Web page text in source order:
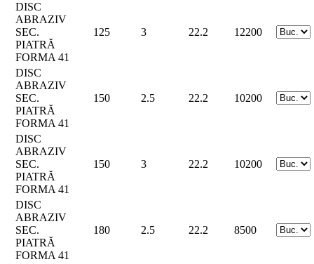
DISC
ABRAZIV
SEC.
PIATRĂ
FORMA 41
125 3 22.2 12200
DISC
ABRAZIV
SEC.
PIATRĂ
FORMA 41
150 2.5 22.2 10200
DISC
ABRAZIV
SEC.
PIATRĂ
FORMA 41
150 3 22.2 10200
DISC
ABRAZIV
SEC.
PIATRĂ
FORMA 41
180 2.5 22.2 8500